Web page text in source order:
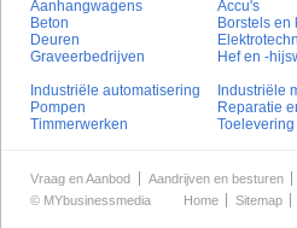
Aanhangwagens Accu's
Beton
Borstels en
Deuren
Graveerbedrijven
Hef en -
Industriële automatisering
Industriële
Pompen
Reparatie
Timmerwerken
Vraag en Aanbod Aandrijven en besturen
© MYbusinessmedia Home Sitemap